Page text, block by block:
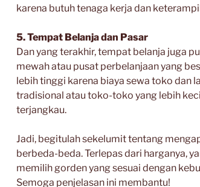
karena butuh tenaga kerja dan
5. Tempat Belanja dan Pasar
Dan yang terakhir, tempat belanja juga
mewah atau pusat perbelanjaan yang
lebih tinggi karena biaya sewa toko dan
tradisional atau toko-toko yang lebih
terjangkau.
Jadi, begitulah sekelumit tentang
berbeda-beda. Terlepas dari harganya,
memilih gorden yang sesuai dengan
Semoga penjelasan ini membantu!